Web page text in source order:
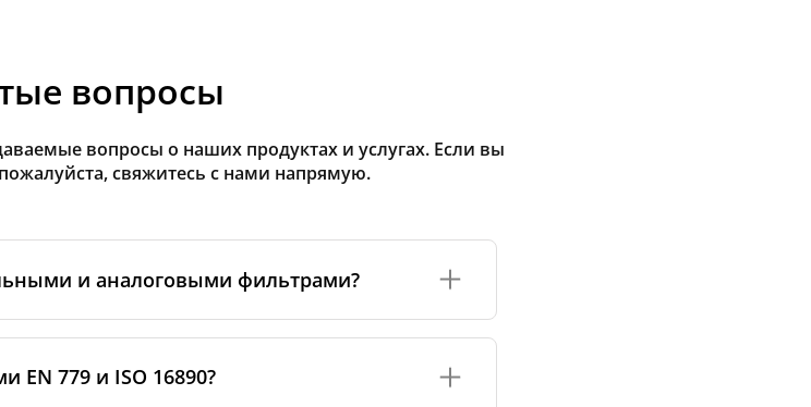
вопросы
вопросы о наших продуктах и услугах. Если вы
свяжитесь с нами напрямую.
и аналоговыми фильтрами?
партнёрами. Такие фильтры соответствуют
требования к материалам, производству и
EN 779 и ISO 16890?